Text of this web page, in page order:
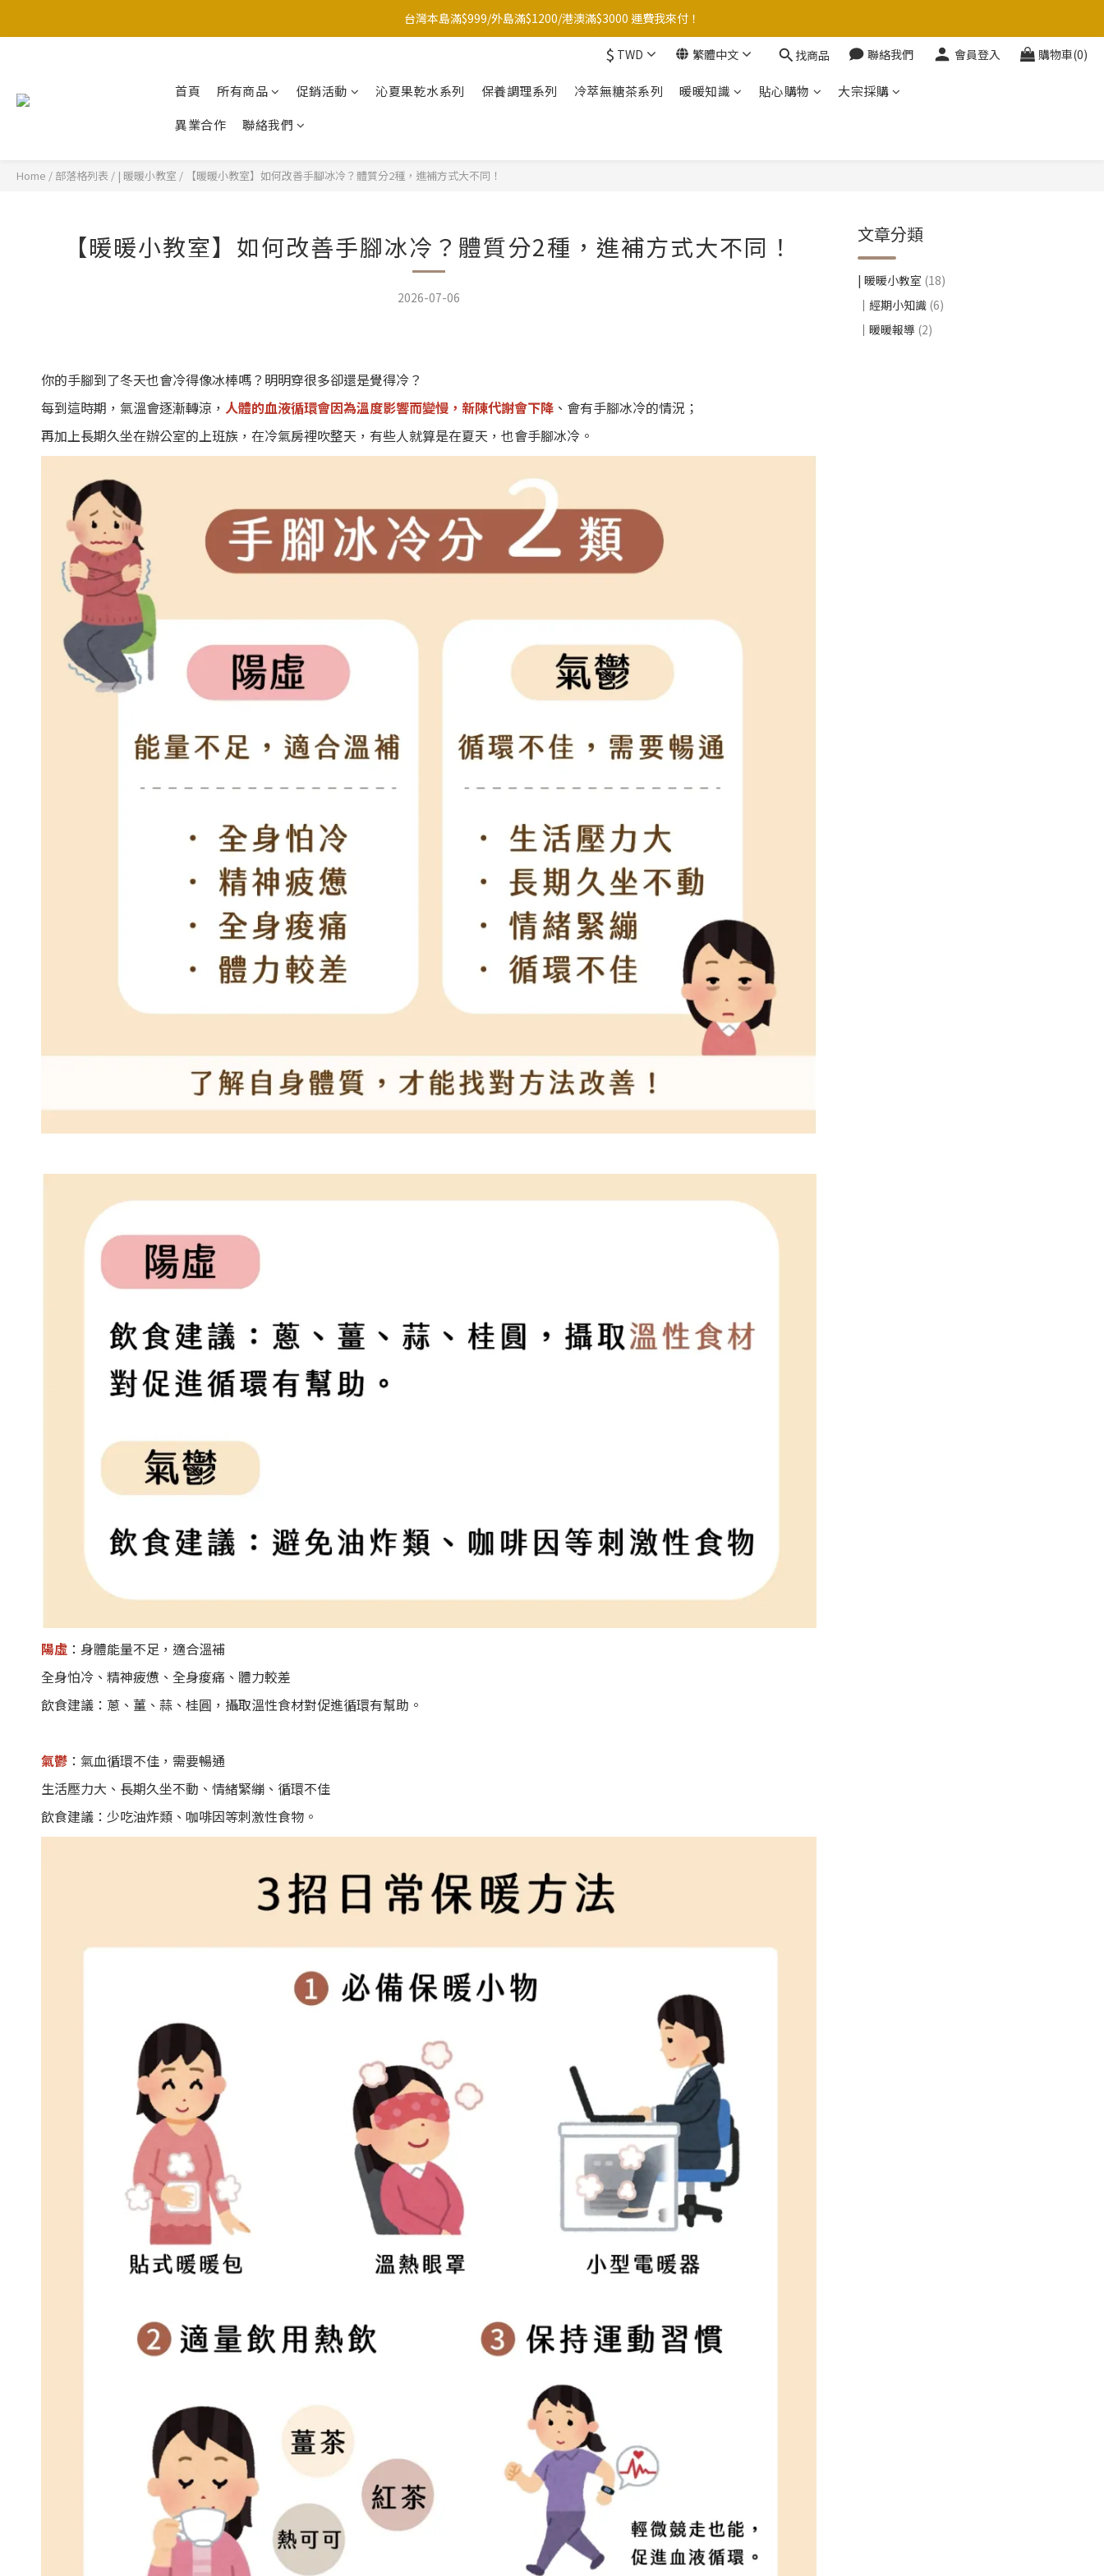
台灣本島滿$999/外島滿$1200/港澳滿$3000 運費我來付！
台灣本島滿$999/外島滿$1200/港澳滿$3000 運費我來付！
點☝️加入LINE官方帳號綁定好友再領取$50購物金
夏季滿額大放送！全館滿1500元贈暖暖防水購物袋~
$ TWD 繁體中文 找商品 聯絡我們 會員登入 購物車(0)
首頁 所有商品 促銷活動 沁夏果乾水系列 保養調理系列 冷萃無糖茶系列 暖暖知識 貼心購物
大宗採購
異業合作
聯絡我們
Home / 部落格列表 / | 暖暖小教室 / 【暖暖小教室】如何改善手腳冰冷？體質分2種，進補方式大不同！
【暖暖小教室】如何改善手腳冰冷？體質分2種，進補方式大不同！
2026-07-06
你的手腳到了冬天也會冷得像冰棒嗎？明明穿很多卻還是覺得冷？
每到這時期，氣溫會逐漸轉涼， 人體的血液循環會因為溫度影響而變慢，新陳代謝會下降 、會有手腳冰冷的情況；
再加上長期久坐在辦公室的上班族，在冷氣房裡吹整天，有些人就算是在夏天，也會手腳冰冷。
陽虛 ：身體能量不足，適合溫補
全身怕冷、精神疲憊、全身痠痛、體力較差
飲食建議：蔥、薑、蒜、桂圓，攝取溫性食材對促進循環有幫助。
氣鬱 ：氣血循環不佳，需要暢通
生活壓力大、長期久坐不動、情緒緊繃、循環不佳
飲食建議：少吃油炸類、咖啡因等刺激性食物。
文章分類
| 暖暖小教室 (18)
｜經期小知識 (6)
｜暖暖報導 (2)